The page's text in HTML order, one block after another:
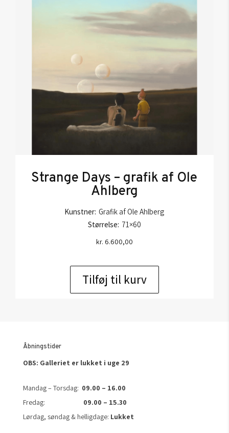
Strange Days – grafik af Ole
Ahlberg
Kunstner: Grafik af Ole Ahlberg
Størrelse: 71×60
kr. 6.600,00
Tilføj til kurv
Åbningstider
OBS: Galleriet er lukket i uge 29
Mandag – Torsdag: 09.00 – 16.00
Fredag: 09.00 – 15.30
Lørdag, søndag & helligdage: Lukket